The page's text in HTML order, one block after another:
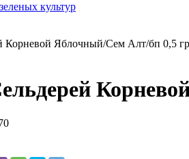
культур
Корневой Яблочный/Сем Алт/бп 0,5